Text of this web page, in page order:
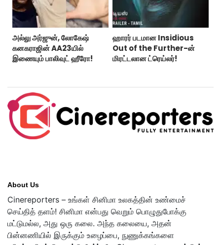
அல்லு அர்ஜுன், லோகேஷ்
கனகராஜின் AA23யில்
இணையும் பாலிவுட் ஹீரோ!
ஹாரர் படமான Insidious
Out of the Further-ன்
மிரட்டலான ட்ரெய்லர்!
About Us
Cinereporters – உங்கள் சினிமா உலகத்தின் உண்மைச்
செய்தித் தளம்! சினிமா என்பது வெறும் பொழுதுபோக்கு
மட்டுமல்ல, அது ஒரு கலை. அந்த கலையை, அதன்
பின்னணியில் இருக்கும் உழைப்பை, நுணுக்கங்களை